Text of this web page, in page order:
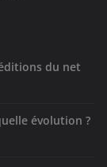
du net
évolution ?